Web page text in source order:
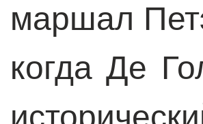
маршал
когда Де